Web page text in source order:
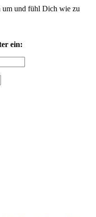
und fühl Dich wie zu
ein: